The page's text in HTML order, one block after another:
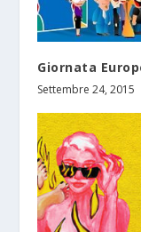
Giornata
Settembre 24, 2015